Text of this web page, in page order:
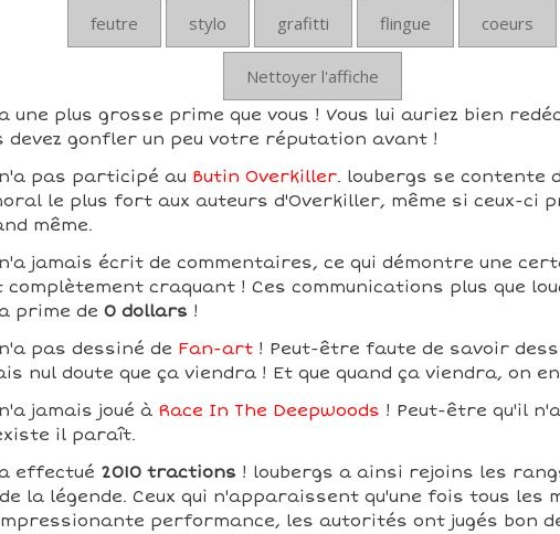
feutre stylo grafitti flingue coeurs
Nettoyer l'affiche
une plus grosse prime que vous ! Vous lui auriez bien
devez gonfler un peu votre réputation avant !
pas participé au Butin Overkiller. loubergs se contente
le plus fort aux auteurs d'Overkiller, même si ceux-ci
même.
jamais écrit de commentaires, ce qui démontre une
complètement craquant ! Ces communications plus que
prime de 0 dollars !
pas dessiné de Fan-art! Peut-être faute de savoir
nul doute que ça viendra ! Et que quand ça viendra, on
jamais joué à Race In The Deepwoods ! Peut-être qu'il
il paraît.
effectué 2010 tractions ! loubergs a ainsi rejoins les
la légende. Ceux qui n'apparaissent qu'une fois tous les
performance, les autorités ont jugés bon